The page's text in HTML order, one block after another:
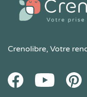
Crenolibre, Votre
FacebookYoutube